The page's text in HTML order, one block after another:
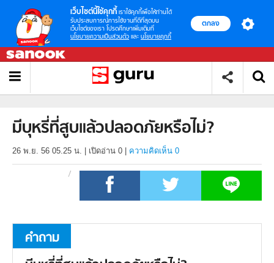
เว็บไซต์นี้ใช้คุกกี้ เราใช้คุกกี้เพื่อให้ท่านได้
รับประสบการณ์การใช้งานที่ดีที่สุดบน
เว็บไซต์ของเรา โปรดศึกษาเพิ่มเติมที่
นโยบายความเป็นส่วนตัว และ นโยบายคุกกี้
ตกลง
มีบุหรี่ที่สูบแล้วปลอดภัยหรือไม่?
26 พ.ย. 56 05.25 น. เปิดอ่าน 0 ความคิดเห็น 0
คำถาม